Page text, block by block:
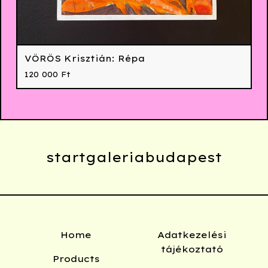
VÖRÖS Krisztián: Répa
120 000 Ft
startgaleriabudapest
Home
Products
Adatkezelési
tájékoztató